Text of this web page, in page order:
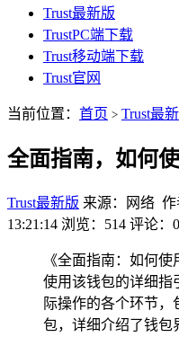
Trust最新版
TrustPC端下载
Trust移动端下载
Trust官网
当前位置： 首页 > Trust最
全面指南，如何
Trust最新版 来源：网络 作
13:21:14 浏览：514 评论：0
《全面指南：如何使
使用该钱包的详细指
际操作的各个环节
包，详细介绍了钱包